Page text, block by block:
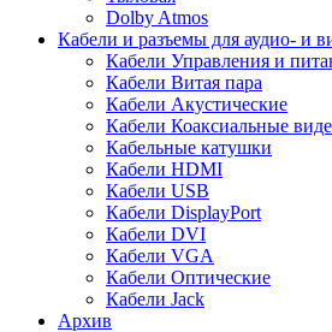
Dolby Atmos
Кабели и разъемы для аудио- и
Кабели Управления и
Кабели Витая пара
Кабели Акустические
Кабели Коаксиальные
Кабельные катушки
Кабели HDMI
Кабели USB
Кабели DisplayPort
Кабели DVI
Кабели VGA
Кабели Оптические
Кабели Jack
Архив